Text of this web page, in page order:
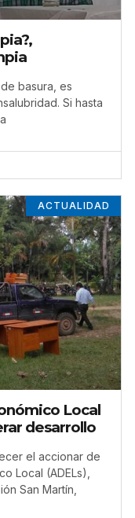
basura, es
Si hasta
ACTUALIDAD
Local
desarrollo
el accionar de
Local (ADELs),
San Martín,